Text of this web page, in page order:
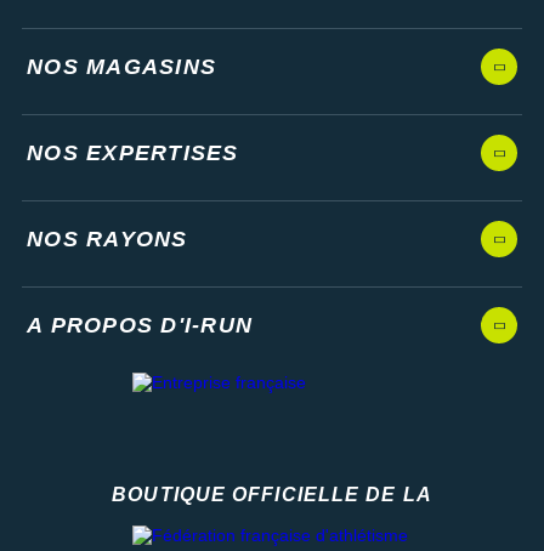
NOS MAGASINS
NOS EXPERTISES
NOS RAYONS
A PROPOS D'I-RUN
BOUTIQUE OFFICIELLE DE LA